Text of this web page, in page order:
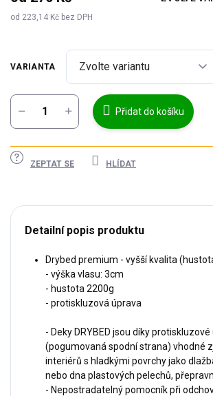
od 223,14 Kč bez DPH
VARIANTA
Přidat do košíku
ZEPTAT SE HLÍDAT
Detailní popis produktu
Drybed premium - vyšší kvalita
- výška vlasu: 3cm
- hustota 2200g
- protiskluzová úprava
- Deky DRYBED jsou díky protiskluzové
(pogumovaná spodní strana) vhodné
interiérů s hladkými povrchy jako
nebo dna plastových pelechů,
- Nepostradatelný pomocník při